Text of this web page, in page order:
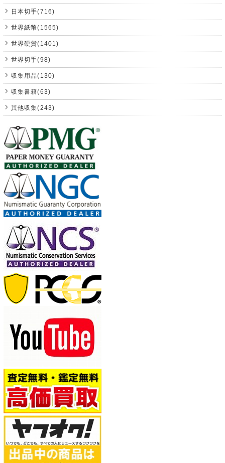
日本切手(716)
世界紙幣(1565)
世界硬貨(1401)
世界切手(98)
収集用品(130)
収集書籍(63)
其他収集(243)